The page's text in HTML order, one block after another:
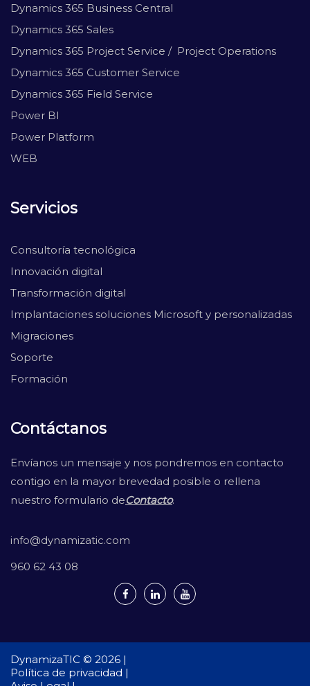
Dynamics 365 Business Central
Dynamics 365 Sales
Dynamics 365 Project Service / Project Operations
Dynamics 365 Customer Service
Dynamics 365 Field Service
Power BI
Power Platform
WEB
Servicios
Consultoría tecnológica
Innovación digital
Transformación digital
Implantaciones soluciones Microsoft y personalizadas
Migraciones
Soporte
Formación
Contáctanos
Envíanos un mensaje y nos pondremos en contacto
contigo en la mayor brevedad posible o rellena
nuestro formulario deContacto.
info@dynamizatic.com
960 62 43 08
DynamizaTIC © 2026 |
Política de privacidad |